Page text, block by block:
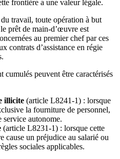
frontière a une valeur légale.
travail, toute opération à but
prêt de main-d’œuvre est
au premier chef par ces
contrats d’assistance en régie
peuvent être caractérisés
illicite (article L8241-1) : lorsque
la fourniture de personnel,
service autonome.
(article L8231-1) : lorsque cette
cause un préjudice au salarié ou
sociales applicables.